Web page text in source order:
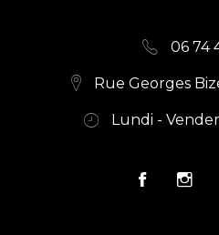
06 74
Rue Georges
Lundi -